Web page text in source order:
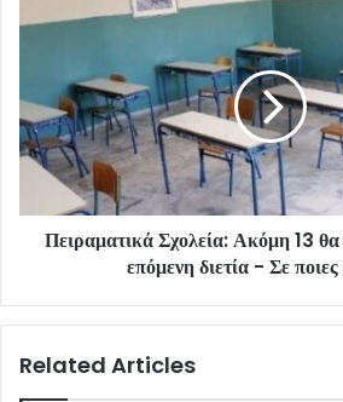
Πειραματικά Σχολεία: Ακόμη 13 θα
επόμενη διετία - Σε ποιες
Related Articles